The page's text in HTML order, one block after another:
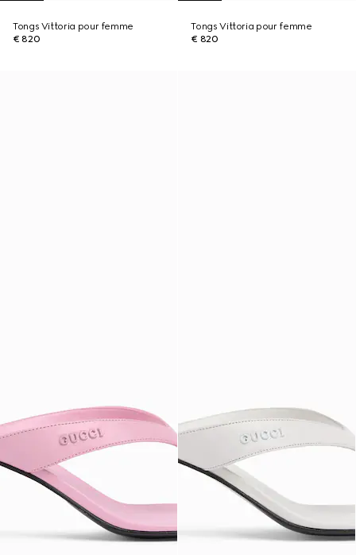
Tongs Vittoria pour femme
€ 820
Tongs Vittoria pour femme
€ 820